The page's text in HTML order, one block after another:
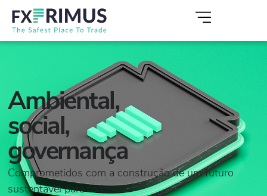
Ambiental,
social,
governança
Comprometidos com a construção de um futuro
sustentável para todos.